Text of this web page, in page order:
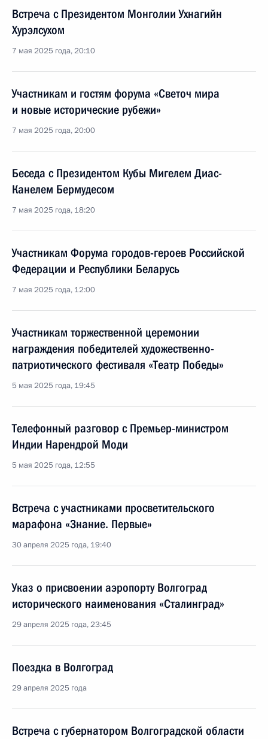
Встреча с Президентом Монголии Ухнагийн
Хурэлсухом
7 мая 2025 года, 20:10
Участникам и гостям форума «Светоч мира
и новые исторические рубежи»
7 мая 2025 года, 20:00
Беседа с Президентом Кубы Мигелем Диас-
Канелем Бермудесом
7 мая 2025 года, 18:20
Участникам Форума городов-героев Российской
Федерации и Республики Беларусь
7 мая 2025 года, 12:00
Участникам торжественной церемонии
награждения победителей художественно-
патриотического фестиваля «Театр Победы»
5 мая 2025 года, 19:45
Телефонный разговор с Премьер-министром
Индии Нарендрой Моди
5 мая 2025 года, 12:55
Встреча с участниками просветительского
марафона «Знание. Первые»
30 апреля 2025 года, 19:40
Указ о присвоении аэропорту Волгоград
исторического наименования «Сталинград»
29 апреля 2025 года, 23:45
Поездка в Волгоград
29 апреля 2025 года
Встреча с губернатором Волгоградской области